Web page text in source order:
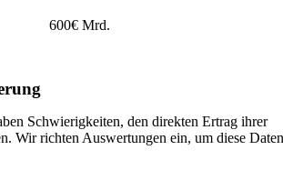
600€ Mrd.
Schwierigkeiten, den direkten Ertrag ihrer
Wir richten Auswertungen ein, um diese Daten